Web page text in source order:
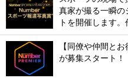
真家が撮る一瞬の
トを開催します。
【同僚や仲間と
が募集スタート！